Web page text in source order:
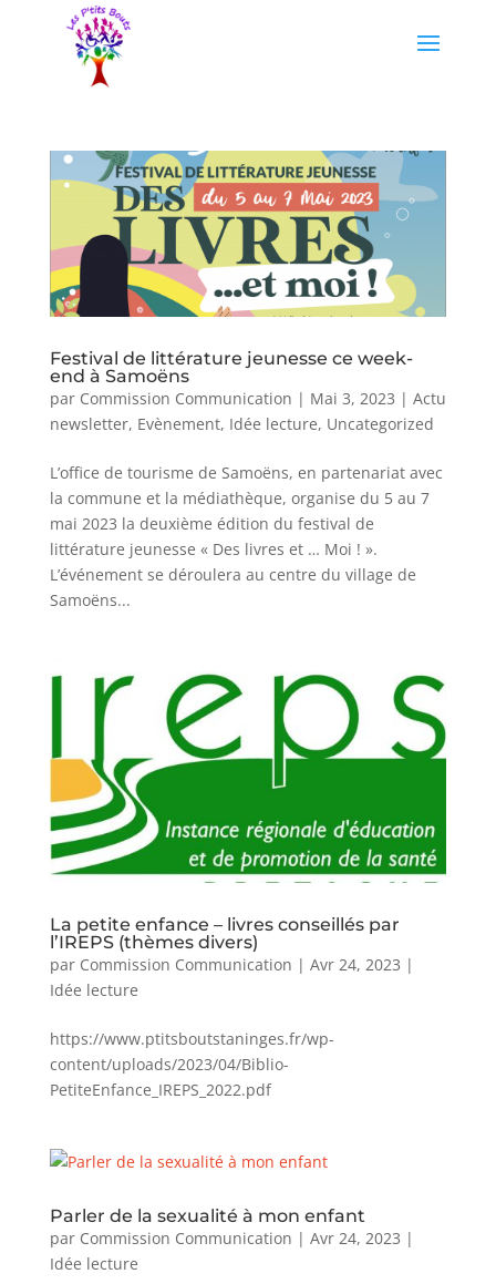
Festival de littérature jeunesse ce week-
end à Samoëns
par Commission Communication | Mai 3, 2023 | Actu
newsletter, Evènement, Idée lecture, Uncategorized
L’office de tourisme de Samoëns, en partenariat avec
la commune et la médiathèque, organise du 5 au 7
mai 2023 la deuxième édition du festival de
littérature jeunesse « Des livres et … Moi ! ».
L’événement se déroulera au centre du village de
Samoëns...
La petite enfance – livres conseillés par
l’IREPS (thèmes divers)
par Commission Communication | Avr 24, 2023 |
Idée lecture
https://www.ptitsboutstaninges.fr/wp-
content/uploads/2023/04/Biblio-
PetiteEnfance_IREPS_2022.pdf
Parler de la sexualité à mon enfant
par Commission Communication | Avr 24, 2023 |
Idée lecture